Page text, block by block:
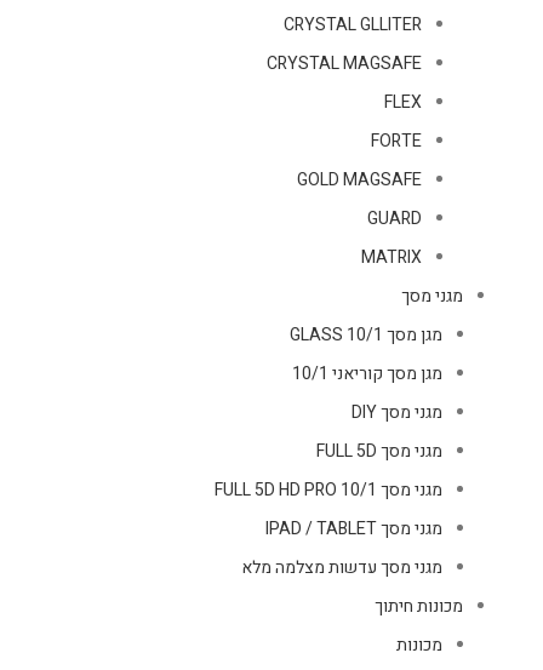
CRYSTAL GLLITER
CRYSTAL MAGSAFE
FLEX
FORTE
GOLD MAGSAFE
GUARD
MATRIX
מגני מסך
מגן מסך GLASS 10/1
מגן מסך קוריאני 10/1
מגני מסך DIY
מגני מסך FULL 5D
מגני מסך FULL 5D HD PRO 10/1
מגני מסך IPAD / TABLET
מגני מסך עדשות מצלמה מלא
מכונות חיתוך
מכונות